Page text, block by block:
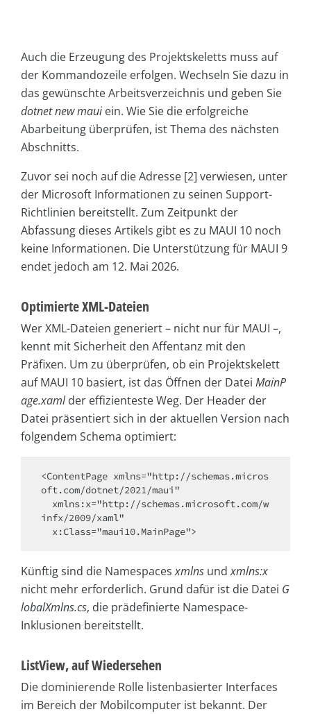
Auch die Erzeugung des Projektskeletts muss auf
der Kommandozeile erfolgen. Wechseln Sie dazu in
das gewünschte Arbeitsverzeichnis und geben Sie
dotnet new maui ein. Wie Sie die erfolgreiche
Abarbeitung überprüfen, ist Thema des nächsten
Abschnitts.
Zuvor sei noch auf die Adresse [2] verwiesen, unter
der Microsoft Informationen zu seinen Support-
Richtlinien bereitstellt. Zum Zeitpunkt der
Abfassung dieses Artikels gibt es zu MAUI 10 noch
keine Informationen. Die Unterstützung für MAUI 9
endet jedoch am 12. Mai 2026.
Optimierte XML-Dateien
Wer XML-Dateien generiert – nicht nur für MAUI –,
kennt mit Sicherheit den Affentanz mit den
Präfixen. Um zu überprüfen, ob ein Projektskelett
auf MAUI 10 basiert, ist das Öffnen der Datei MainP
age.xamlder effizienteste Weg. Der Header der
Datei präsentiert sich in der aktuellen Version nach
folgendem Schema optimiert:
<ContentPage xmlns="http://schemas.micros
oft.com/dotnet/2021/maui"
infx/2009/xaml"
Künftig sind die Namespacesxmlns undxmlns:x
nicht mehr erforderlich. Grund dafür ist die Datei G
lobalXmlns.cs, die prädefinierte Namespace-
Inklusionen bereitstellt.
ListView, auf Wiedersehen
Die dominierende Rolle listenbasierter Interfaces
im Bereich der Mobilcomputer ist bekannt. Der